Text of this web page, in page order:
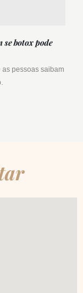
se botox pode
pessoas saibam